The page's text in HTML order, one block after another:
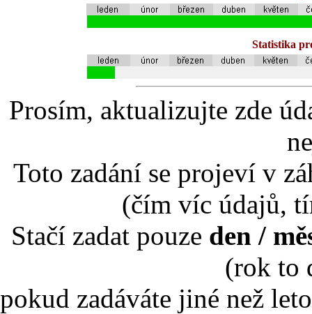
Statistika
Prosím, aktualizujte zde
Toto zadání se projeví v
(čím víc údajů,
Stačí zadat pouze den /
(rok to
pokud zadáváte jiné než